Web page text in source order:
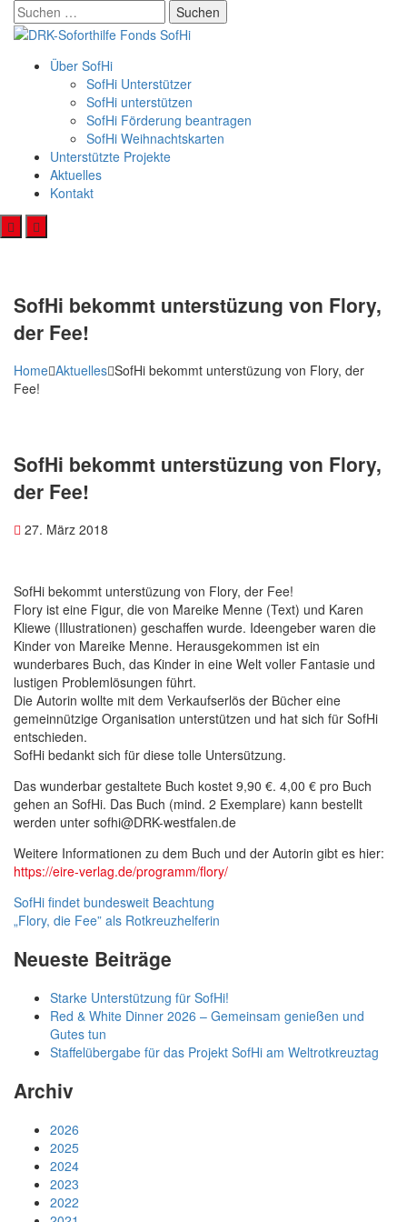
Skip
content
Suchen
nach:
Über SofHi
SofHi Unterstützer
SofHi unterstützen
SofHi Förderung beantragen
SofHi Weihnachtskarten
Unterstützte Projekte
Aktuelles
Kontakt
SofHi bekommt unterstüzung von Flory,
der Fee!
Home Aktuelles SofHi bekommt unterstüzung von Flory, der
Fee!
SofHi bekommt unterstüzung von Flory,
der Fee!
27. März 2018
SofHi bekommt unterstüzung von Flory, der Fee!
Flory ist eine Figur, die von Mareike Menne (Text) und Karen
Kliewe (Illustrationen) geschaffen wurde. Ideengeber waren die
Kinder von Mareike Menne. Herausgekommen ist ein
wunderbares Buch, das Kinder in eine Welt voller Fantasie und
lustigen Problemlösungen führt.
Die Autorin wollte mit dem Verkaufserlös der Bücher eine
gemeinnützige Organisation unterstützen und hat sich für SofHi
entschieden.
SofHi bedankt sich für diese tolle Untersützung.
Das wunderbar gestaltete Buch kostet 9,90 €. 4,00 € pro Buch
gehen an SofHi. Das Buch (mind. 2 Exemplare) kann bestellt
werden unter sofhi@DRK-westfalen.de
Weitere Informationen zu dem Buch und der Autorin gibt es hier:
https://eire-verlag.de/programm/flory/
Beitragsnavigation
SofHi findet bundesweit Beachtung
„Flory, die Fee” als Rotkreuzhelferin
Neueste Beiträge
Starke Unterstützung für SofHi!
Red & White Dinner 2026 – Gemeinsam genießen und
Gutes tun
Staffelübergabe für das Projekt SofHi am Weltrotkreuztag
Archiv
2026
2025
2024
2023
2022